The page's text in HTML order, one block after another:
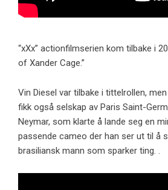
“xXx” actionfilmserien kom tilbake i
of Xander Cage.”
Vin Diesel var tilbake i tittelrollen,
fikk også selskap av Paris Saint-
Neymar, som klarte å lande seg en
passende cameo der han ser ut til å
brasiliansk mann som sparker ting. .